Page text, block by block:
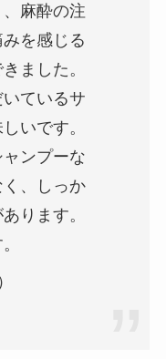
麻酔の注
を感じる
ました。
ているサ
いです。
ンプーな
、しっか
ります。